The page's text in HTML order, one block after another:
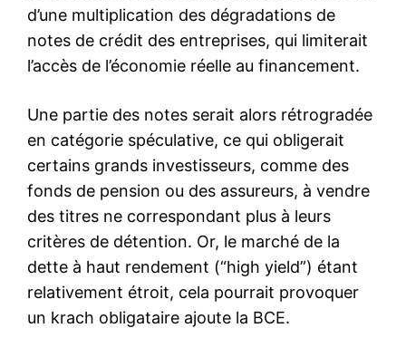
d’une multiplication des dégradations de
notes de crédit des entreprises, qui limiterait
l’accès de l’économie réelle au financement.
Une partie des notes serait alors rétrogradée
en catégorie spéculative, ce qui obligerait
certains grands investisseurs, comme des
fonds de pension ou des assureurs, à vendre
des titres ne correspondant plus à leurs
critères de détention. Or, le marché de la
dette à haut rendement (“high yield”) étant
relativement étroit, cela pourrait provoquer
un krach obligataire ajoute la BCE.